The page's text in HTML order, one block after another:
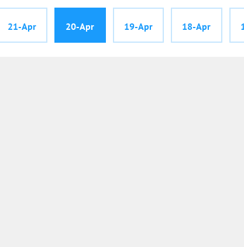
21-Apr 20-Apr 19-Apr 18-Apr